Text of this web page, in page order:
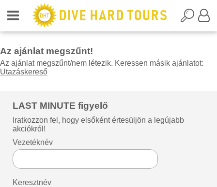
Az ajánlat megszűnt!
Az ajánlat megszűnt/nem létezik. Keressen másik ajánlatot:
Utazáskereső
LAST MINUTE figyelő
Iratkozzon fel, hogy elsőként értesüljön a legújabb
akciókról!
Vezetéknév
Keresztnév